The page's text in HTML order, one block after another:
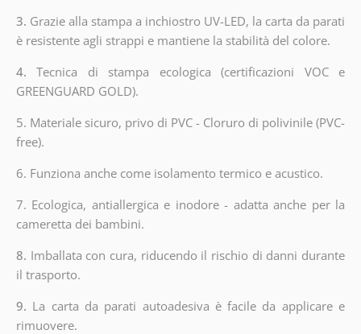
3. Grazie alla stampa a inchiostro UV-LED, la carta da parati
è resistente agli strappi e mantiene la stabilità del colore.
4.Tecnica di stampa ecologica (certificazioni VOC e
GREENGUARD GOLD).
5. Materiale sicuro, privo di PVC - Cloruro di polivinile (PVC-
free).
6. Funziona anche come isolamento termico e acustico.
7. Ecologica, antiallergica e inodore - adatta anche per la
cameretta dei bambini.
8. Imballata con cura, riducendo il rischio di danni durante
il trasporto.
9. La carta da parati autoadesiva è facile da applicare e
rimuovere.